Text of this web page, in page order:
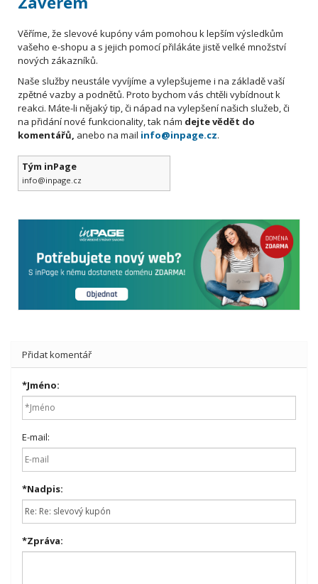
Věříme, že slevové kupóny vám pomohou k lepším výsledkům
vašeho e-shopu a s jejich pomocí přilákáte jistě velké množství
nových zákazníků.
Naše služby neustále vyvíjíme a vylepšujeme i na základě vaší
zpětné vazby a podnětů. Proto bychom vás chtěli vybídnout k
reakci. Máte-li nějaký tip, či nápad na vylepšení našich služeb, či
na přidání nové funkcionality, tak nám dejte vědět do
komentářů, anebo na mail info@inpage.cz.
Tým inPage
info@inpage.cz
Přidat komentář
*Jméno:
E-mail:
*Nadpis:
*Zpráva: